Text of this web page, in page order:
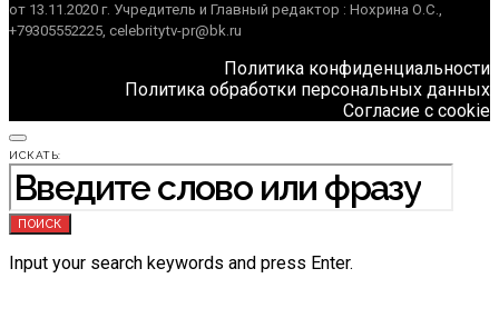
от 13.11.2020 г. Учредитель и Главный редактор : Нохрина О.С.,
+79305552225, celebritytv-pr@bk.ru
Политика конфиденциальности
Политика обработки персональных данных
Согласие с cookie
ИСКАТЬ:
ПОИСК
Input your search keywords and press Enter.